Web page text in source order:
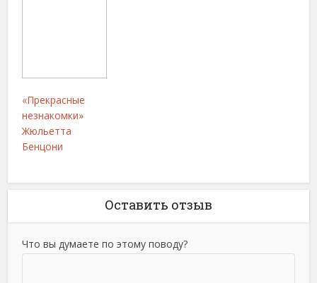
«Прекрасные
незнакомки»
Жюльетта
Бенцони
Оставить отзыв
Что вы думаете по этому поводу?